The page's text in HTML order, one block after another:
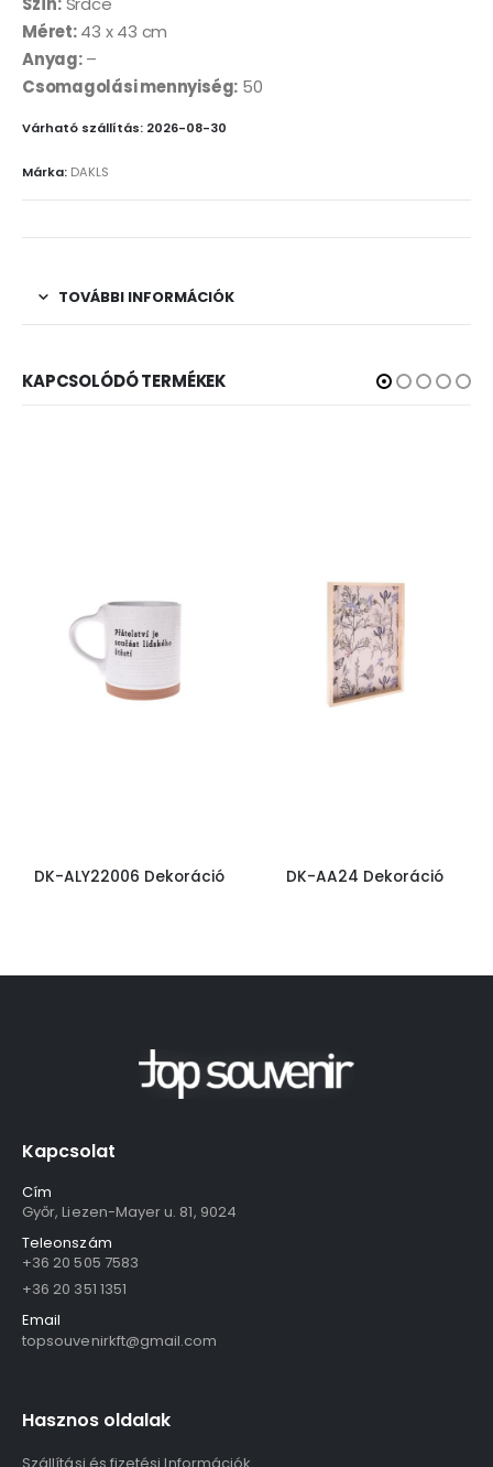
Méret:43 x 43 cm
Anyag:–
Csomagolási mennyiség: 50
Várható szállítás: 2026-08-30
Márka: DAKLS
TOVÁBBI INFORMÁCIÓK
KAPCSOLÓDÓ TERMÉKEK
DK-ALY22006 Dekoráció DK-AA24 Dekoráció
Kapcsolat
Cím
Győr, Liezen-Mayer u. 81, 9024
Teleonszám
+36 20 505 7583
+36 20 351 1351
Email
topsouvenirkft@gmail.com
Hasznos oldalak